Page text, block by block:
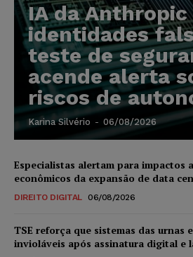
IA da
identidades
teste de
acende alerta
riscos de
Karina Silvério - 06/08/2026
Especialistas alertam para impactos
econômicos da expansão de data
DIREITO DIGITAL 06/08/2026
TSE reforça que sistemas das urnas
invioláveis após assinatura digital e